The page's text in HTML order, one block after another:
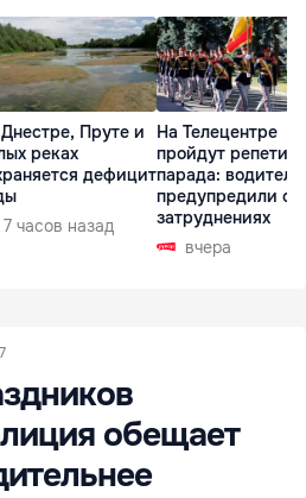
Пруте и
реках
дефицит
7 часов назад
На Телецентре
пройдут
парада:
предупредили о
затруднениях
вчера
обещает